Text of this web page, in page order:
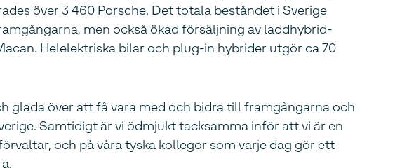
över 3 460 Porsche. Det totala beståndet i Sverige
men också ökad försäljning av laddhybrid-
Helelektriska bilar och plug-in hybrider utgör ca 70
glada över att få vara med och bidra till framgångarna och
Samtidigt är vi ödmjukt tacksamma inför att vi är en
och på våra tyska kollegor som varje dag gör ett